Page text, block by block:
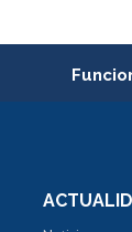
Portal